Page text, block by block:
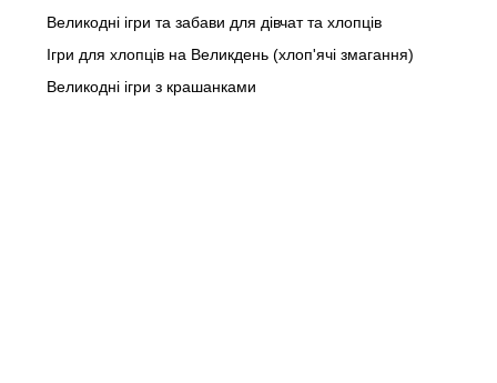
Великодні ігри та забави для дівчат та хлопців
Ігри для хлопців на Великдень (хлоп'ячі змагання)
Великодні ігри з крашанками